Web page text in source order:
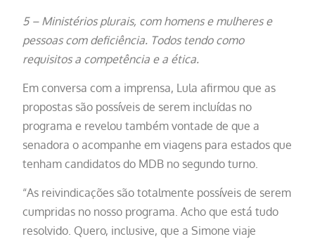
5 – Ministérios plurais, com homens e mulheres e
pessoas com deficiência. Todos tendo como
requisitos a competência e a ética.
Em conversa com a imprensa, Lula afirmou que as
propostas são possíveis de serem incluídas no
programa e revelou também vontade de que a
senadora o acompanhe em viagens para estados que
tenham candidatos do MDB no segundo turno.
“As reivindicações são totalmente possíveis de serem
cumpridas no nosso programa. Acho que está tudo
resolvido. Quero, inclusive, que a Simone viaje